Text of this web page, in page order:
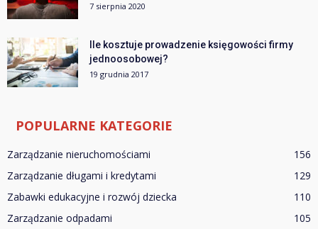
7 sierpnia 2020
Ile kosztuje prowadzenie księgowości firmy
jednoosobowej?
19 grudnia 2017
POPULARNE KATEGORIE
Zarządzanie nieruchomościami
156
Zarządzanie długami i kredytami
129
Zabawki edukacyjne i rozwój dziecka
110
Zarządzanie odpadami
105